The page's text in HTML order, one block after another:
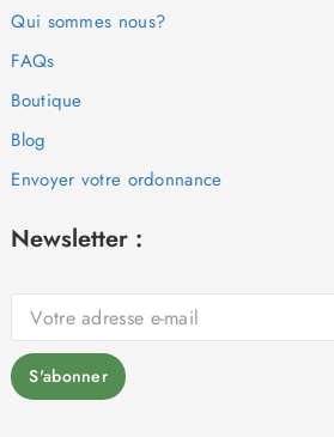
Qui sommes nous?
FAQs
Boutique
Blog
Envoyer votre ordonnance
Newsletter :